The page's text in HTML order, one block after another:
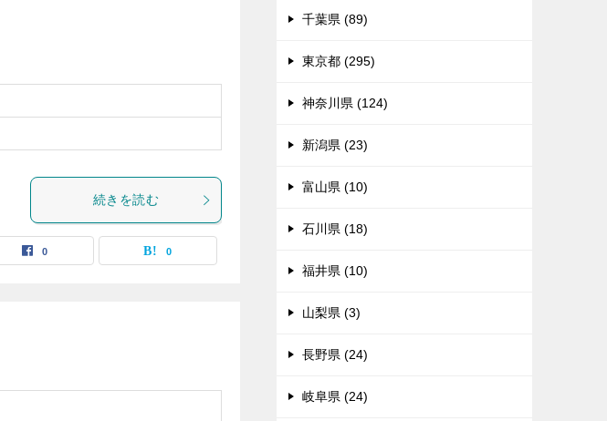
続きを読む
0 0
千葉県 (89)
東京都 (295)
神奈川県 (124)
新潟県 (23)
富山県 (10)
石川県 (18)
福井県 (10)
山梨県 (3)
長野県 (24)
岐阜県 (24)